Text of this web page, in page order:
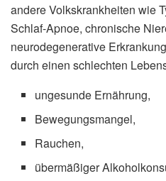
andere Volkskrankheiten wie
Schlaf-Apnoe, chronische
neurodegenerative
durch einen schlechten
ungesunde Ernährung,
Bewegungsmangel,
Rauchen,
übermäßiger